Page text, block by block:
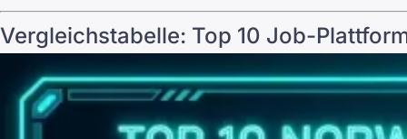
Vergleichstabelle: Top 10 Job-